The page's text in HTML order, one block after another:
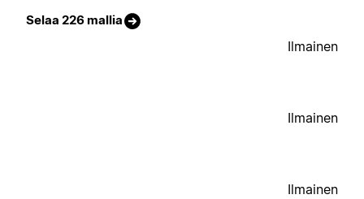
Selaa 226 mallia
Ilmainen
Ilmainen
Ilmainen